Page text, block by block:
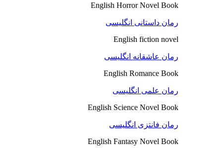
English Horror Novel Book
رمان داستانی انگلیسی
English fiction novel
رمان عاشقانه انگلیسی
English Romance Book
رمان علمی انگلیسی
English Science Novel Book
رمان فانتزی انگلیسی
English Fantasy Novel Book